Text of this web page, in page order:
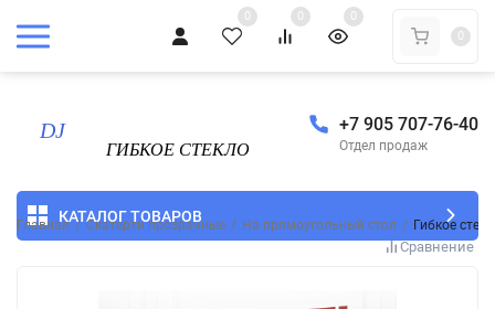
0 0
0
0
+7 905 707-76-40
Отдел продаж
КАТАЛОГ ТОВАРОВ
Главная / Скатерти прозрачные / На прямоугольный стол / Гибкое
Сравнение